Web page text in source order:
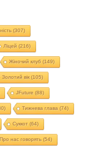
(307)
Ліцей (216)
Жіночий клуб (149)
Золотий вік(105)
JFuture (88)
Тижнева глава (74)
Суккот (64)
Про нас говорять(54)